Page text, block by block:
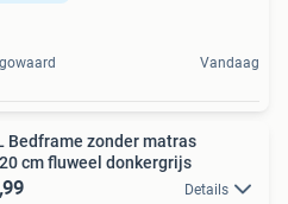
Vandaag
Bedframe zonder matras
cm fluweel donkergrijs
Details